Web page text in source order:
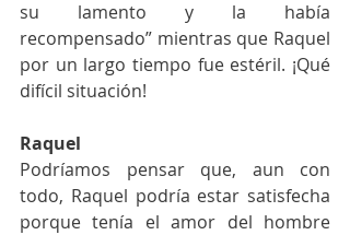
su lamento y la había
recompensado” mientras que Raquel
por un largo tiempo fue estéril. ¡Qué
difícil situación!
Raquel
Podríamos pensar que, aun con
todo, Raquel podría estar satisfecha
porque tenía el amor del hombre